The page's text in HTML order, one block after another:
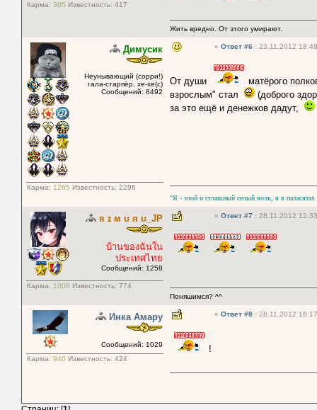
Карма: 305 Известность: 417
Жить вредно. От этого умирают.
Димусик
Неунывающий (сорри!)
гала-старпёр, хе-хе(с)
Сообщений: 8492
Карма: 1265 Известность: 2296
« Ответ #6 : 23.11.2012
От души
матёрого
взрослым" стал
(доброго
за это ещё и денежков дадут,
"Я - злой и стлашный селый волк, я в
ʀ ɪ м ʊ я ʊ_JP
บ้านของฉันใน
ประเทศไทย
Сообщений: 1258
Карма: 1008 Известность: 774
« Ответ #7 : 28.11.2012
Поняшимся? ^^
Инка Амару
Сообщений: 1029
Карма: 940 Известность: 424
« Ответ #8 : 28.11.2012
!